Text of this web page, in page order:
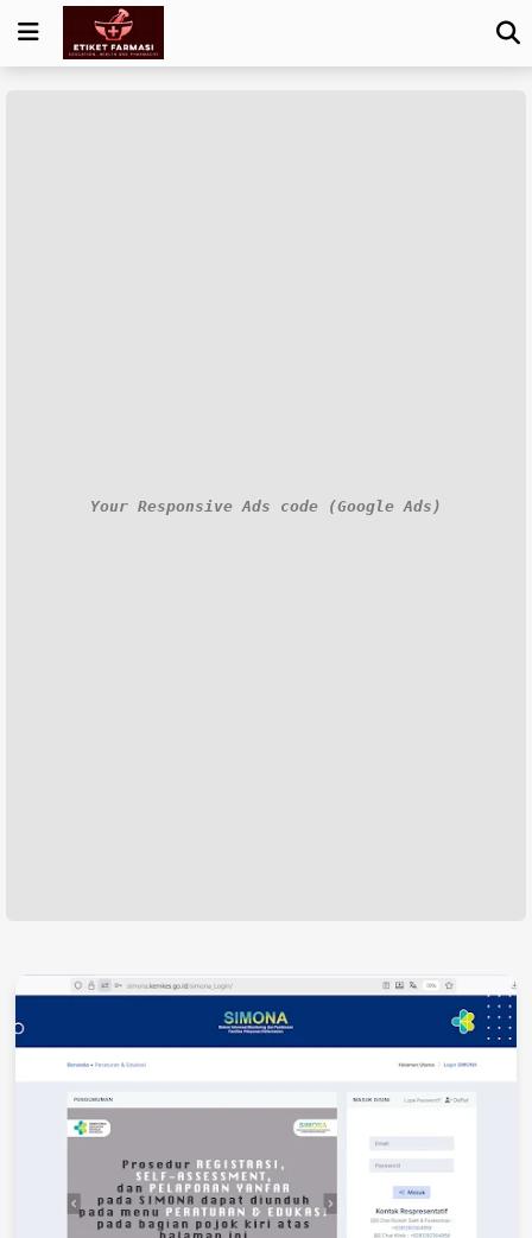
Your Responsive Ads code (Google Ads)